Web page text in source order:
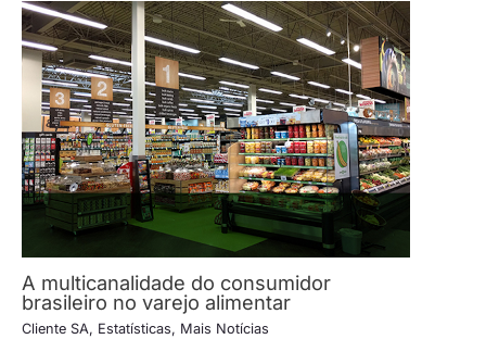
A multicanalidade do consumidor
brasileiro no varejo alimentar
Cliente SA, Estatísticas, Mais Notícias